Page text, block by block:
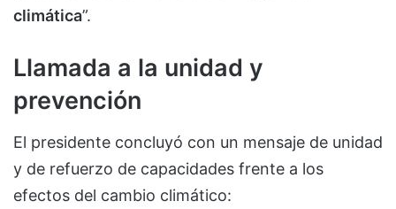
climática”.
Llamada a la unidad y
prevención
El presidente concluyó con un mensaje de unidad
y de refuerzo de capacidades frente a los
efectos del cambio climático: